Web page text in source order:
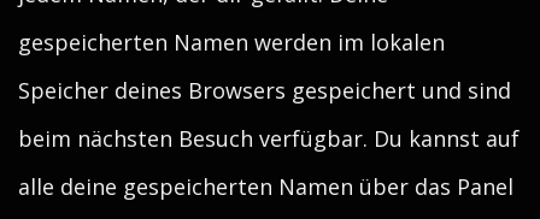
gespeicherten Namen werden im lokalen
Speicher deines Browsers gespeichert und sind
beim nächsten Besuch verfügbar. Du kannst auf
alle deine gespeicherten Namen über das Panel